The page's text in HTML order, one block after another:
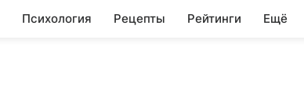
Психология Рецепты Рейтинги Ещё